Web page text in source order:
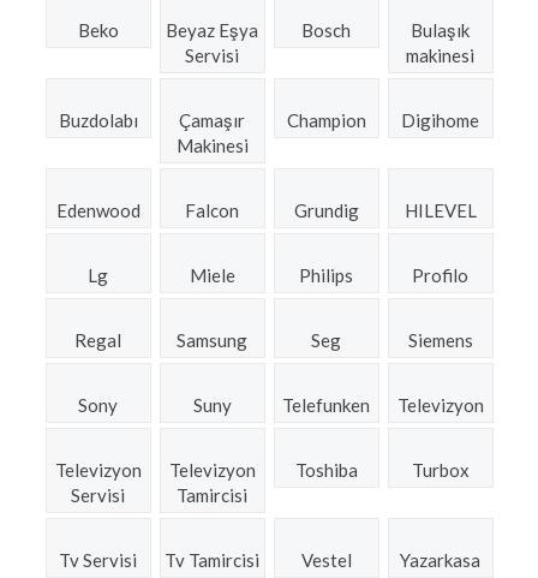
Beko
Beyaz Eşya
Servisi
Bosch
Bulaşık
makinesi
Buzdolabı
Çamaşır
Makinesi
Champion Digihome
Edenwood Falcon Grundig HILEVEL
Lg Miele Philips Profilo
Regal Samsung Seg Siemens
Sony Suny Telefunken Televizyon
Televizyon
Servisi
Televizyon
Tamircisi
Toshiba Turbox
Tv Servisi Tv Tamircisi Vestel Yazarkasa